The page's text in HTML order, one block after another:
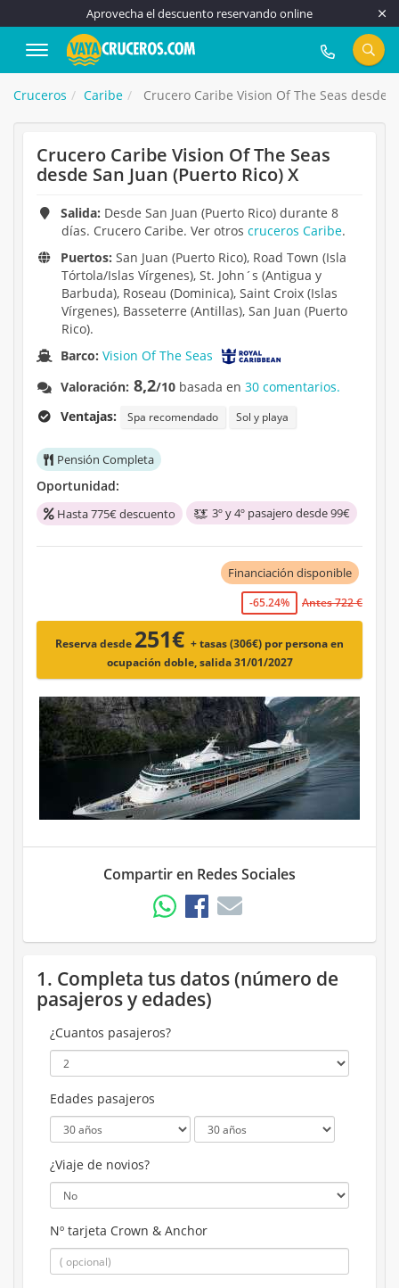
Aprovecha el descuento reservando online
917 815 555
Cruceros Caribe Crucero Caribe Vision Of The Seas desde
Crucero Caribe Vision Of The Seas
desde San Juan (Puerto Rico) X
Salida: Desde San Juan (Puerto Rico) durante 8
días. Crucero Caribe. Ver otros cruceros Caribe.
Puertos: San Juan (Puerto Rico), Road Town (Isla
Tórtola/Islas Vírgenes), St. John´s (Antigua y
Barbuda), Roseau (Dominica), Saint Croix (Islas
Vírgenes), Basseterre (Antillas), San Juan (Puerto
Rico).
Barco:Vision Of The Seas
Valoración: 8,2/10 basada en30 comentarios.
Ventajas:
Spa recomendado Sol y playa
Pensión Completa
Oportunidad:
Hasta 775€ descuento 3º y 4º pasajero desde 99€
Financiación disponible
-65.24% Antes 722 €
Reserva desde 251€ + tasas (306€) por persona en
ocupación doble, salida 31/01/2027
Compartir en Redes Sociales
1. Completa tus datos (número de
pasajeros y edades)
¿Cuantos pasajeros?
Edades pasajeros
¿Viaje de novios?
Nº tarjeta Crown & Anchor